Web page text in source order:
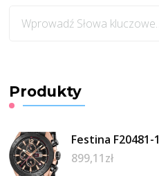
czegoś?
Produkty
Festina F20481-1
899,11zł